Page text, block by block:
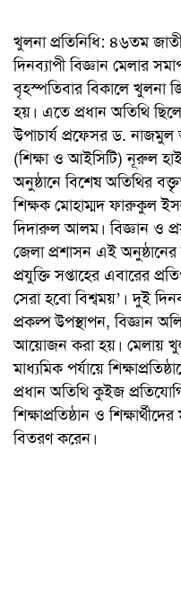
খুলনা প্রতিনিধি: ৪৬তম
দিনব্যাপী বিজ্ঞান মেলার
বৃহস্পতিবার বিকালে খুলনা
হয়। এতে প্রধান অতিথি
উপাচার্য প্রফেসর ড.
(শিক্ষা ও আইসিটি) নূরুল
অনুষ্ঠানে বিশেষ অতিথির
শিক্ষক মোহাম্মদ ফারুকুল
দিদারুল আলম। বিজ্ঞান ও
জেলা প্রশাসন এই
প্রযুক্তি সপ্তাহের এবারের
সেরা হবো বিশ্বময়’। দুই
প্রকল্প উপস্থাপন, বিজ্ঞান
আয়োজন করা হয়। মেলায়
মাধ্যমিক পর্যায়ে
প্রধান অতিথি কুইজ
শিক্ষাপ্রতিষ্ঠান ও
বিতরণ করেন।